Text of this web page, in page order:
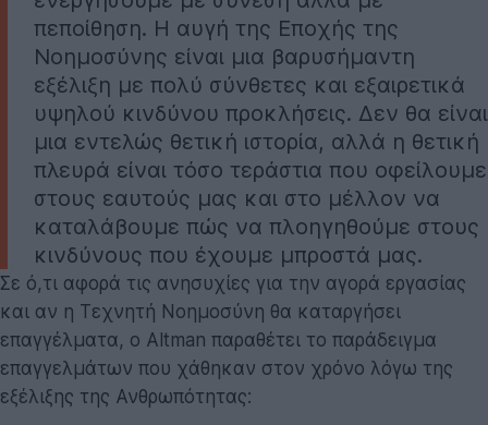
πεποίθηση. Η αυγή της Εποχής της
Νοημοσύνης είναι μια βαρυσήμαντη
εξέλιξη με πολύ σύνθετες και εξαιρετικά
υψηλού κινδύνου προκλήσεις. Δεν θα είναι
μια εντελώς θετική ιστορία, αλλά η θετική
πλευρά είναι τόσο τεράστια που οφείλουμε
στους εαυτούς μας και στο μέλλον να
καταλάβουμε πώς να πλοηγηθούμε στους
κινδύνους που έχουμε μπροστά μας.
Σε ό,τι αφορά τις ανησυχίες για την αγορά εργασίας
και αν η Τεχνητή Νοημοσύνη θα καταργήσει
επαγγέλματα, ο Altman παραθέτει το παράδειγμα
επαγγελμάτων που χάθηκαν στον χρόνο λόγω της
εξέλιξης της Ανθρωπότητας: